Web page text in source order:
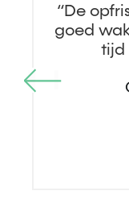
“De
goed
tijd